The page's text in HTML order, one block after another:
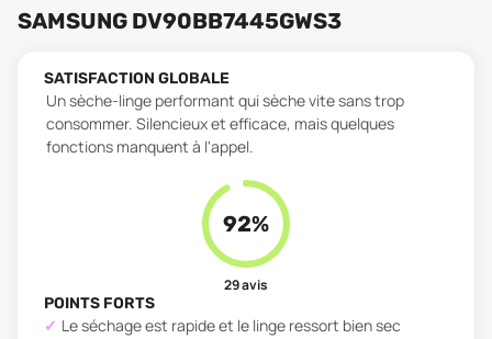
SAMSUNG DV90BB7445GWS3
SATISFACTION GLOBALE
Un sèche-linge performant qui sèche vite sans trop
consommer. Silencieux et efficace, mais quelques
fonctions manquent à l'appel.
92%
29avis
POINTS FORTS
Le séchage est rapide et le linge ressort bien sec